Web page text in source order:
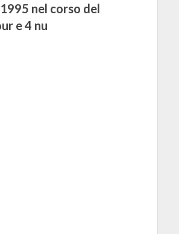
nel corso del
e 4 nu